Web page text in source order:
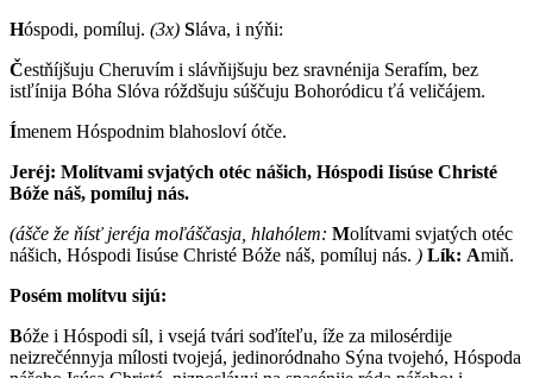
Hóspodi, pomíluj. (3x) Sláva, i nýňi:
Čestňíjšuju Cheruvím i slávňijšuju bez sravnénija Serafím, bez
istľínija Bóha Slóva róždšuju súščuju Bohoródicu ťá veličájem.
Ímenem Hóspodnim blahosloví ótče.
Jeréj: Molítvami svjatých otéc nášich, Hóspodi Iisúse Christé
Bóže náš, pomíluj nás.
(ášče že ňísť jeréja moľáščasja, hlahólem: Molítvami svjatých otéc
nášich, Hóspodi Iisúse Christé Bóže náš, pomíluj nás. ) Lík: Amiň.
Posém molítvu sijú:
Bóže i Hóspodi síl, i vsejá tvári soďíteľu, íže za milosérdije
neizrečénnyja mílosti tvojejá, jedinoródnaho Sýna tvojehó, Hóspoda